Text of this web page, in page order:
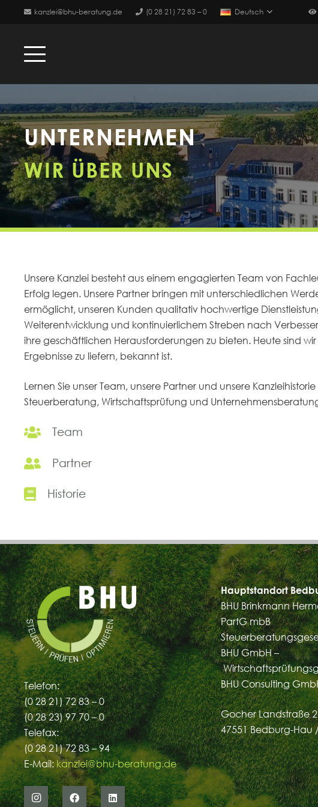
kanzlei@bhu-beratung.de (0 28 21) 72 83 – 0 Deutsch
UNTERNEHMEN
WIR ÜBER UNS
Unsere Kanzlei besteht aus einem engagierten Team von
Erfolg legen. Unsere Partner bringen mit unterschiedlichen
ermöglicht, unseren Kunden qualitativ hochwertige
Weiterentwicklung und kontinuierlichem Streben nach
ihre geschäftlichen Herausforderungen zu bieten. Heute sind
Ergebnisse zu liefern, bekannt ist.
Lernen Sie unser Team, unsere Partner und unsere
Steuerberatung, Wirtschaftsprüfung und
Team
Partner
Historie
Telefon:
(0 28 21) 72 83 – 0
(0 28 23) 97 70 – 0
Telefax:
(0 28 21) 72 83 – 94
E-Mail: kanzlei@bhu-beratung.de
Hauptstandort
BHU Brinkmann
PartG mbB
BHU GmbH –
BHU Consulting
Gocher Landstraße 2
47551 Bedburg-Hau